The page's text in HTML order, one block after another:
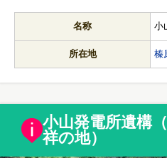
名称 小
所在地 榛
小山発電所遺構
祥の地）